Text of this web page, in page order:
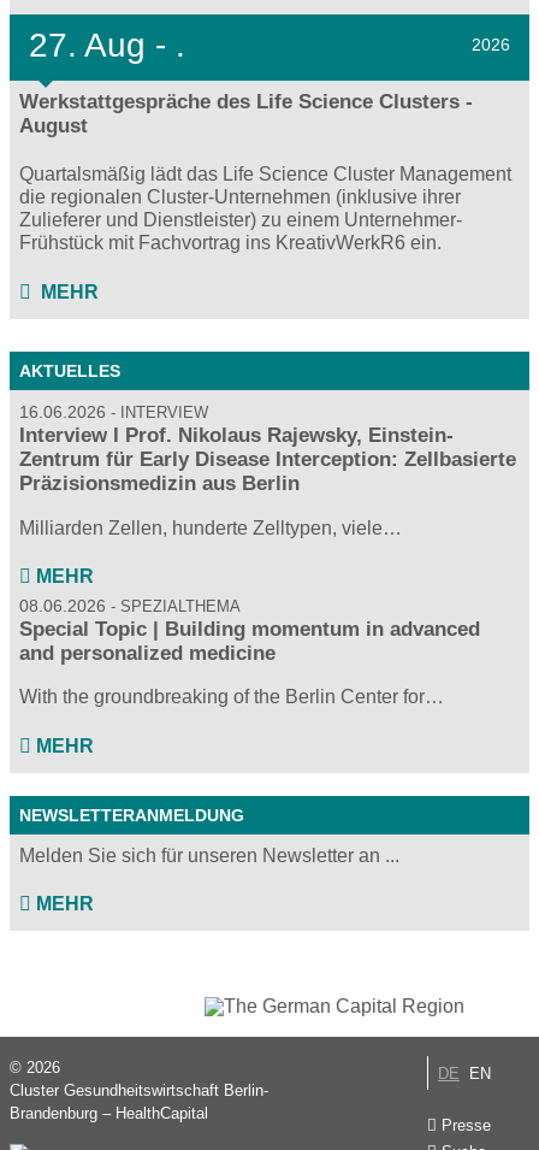
27. Aug - . 2026
Werkstattgespräche des Life Science Clusters -
August
Quartalsmäßig lädt das Life Science Cluster Management
die regionalen Cluster-Unternehmen (inklusive ihrer
Zulieferer und Dienstleister) zu einem Unternehmer-
Frühstück mit Fachvortrag ins KreativWerkR6 ein.
MEHR
AKTUELLES
16.06.2026 INTERVIEW
Interview I Prof. Nikolaus Rajewsky, Einstein-
Zentrum für Early Disease Interception: Zellbasierte
Präzisionsmedizin aus Berlin
Milliarden Zellen, hunderte Zelltypen, viele…
MEHR
08.06.2026 SPEZIALTHEMA
Special Topic | Building momentum in advanced
and personalized medicine
With the groundbreaking of the Berlin Center for…
MEHR
NEWSLETTERANMELDUNG
Melden Sie sich für unseren Newsletter an ...
MEHR
DE EN
Presse
© 2026
Cluster Gesundheitswirtschaft Berlin-
Brandenburg – HealthCapital